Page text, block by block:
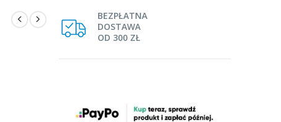
BEZPŁATNA
DOSTAWA
OD 300 ZŁ